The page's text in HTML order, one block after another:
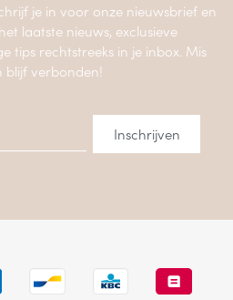
je in voor onze nieuwsbrief en
laatste nieuws, exclusieve
tips rechtstreeks in je inbox. Mis
blijf verbonden!